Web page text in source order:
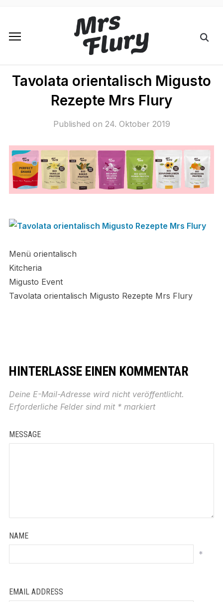
Tavolata orientalisch Migusto
Rezepte Mrs Flury
Published on 24. Oktober 2019
Menü orientalisch
Kitcheria
Migusto Event
Tavolata orientalisch Migusto Rezepte Mrs Flury
HINTERLASSE EINEN KOMMENTAR
Deine E-Mail-Adresse wird nicht veröffentlicht.
Erforderliche Felder sind mit *markiert
MESSAGE
NAME
*
EMAIL ADDRESS